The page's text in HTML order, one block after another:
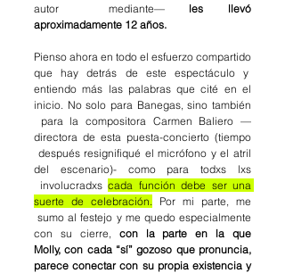
autor
mediante— les llevó
aproximadamente 12 años.
Pienso ahora en todo el esfuerzo compartido
que hay detrás de este espectáculo y
entiendo más las palabras que cité en el
para la compositora Carmen Baliero —
después resignifiqué el micrófono y el atril
involucradxs cada función debe ser una
suerte de celebración.
sumo al festejo y me quedo especialmente
con su cierre,
con la parte en la que
Molly, con cada “sí” gozoso que pronuncia,
parece conectar con su propia existencia y